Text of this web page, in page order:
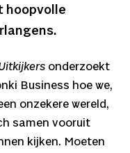
hoopvolle
onderzoekt
Business hoe we,
onzekere wereld,
samen vooruit
kijken. Moeten